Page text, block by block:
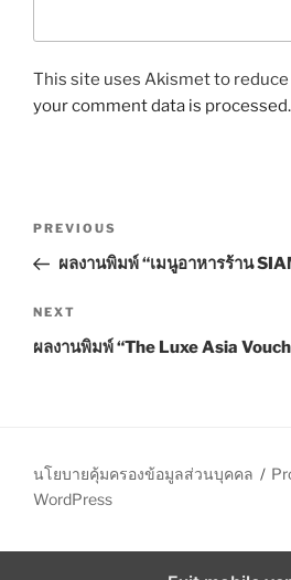
This site uses Akismet to reduce
your comment data is processed.
s
t
n
g
a
i
P
r
v
o
s
PREVIOUS
ผลงานพิมพ์ “เมนูอาหารร้าน
N
e
s
t
NEXT
ผลงานพิมพ์ “The Luxe Asia
นโยบายคุ้มครองข้อมูลส่วนบุคคล
WordPress